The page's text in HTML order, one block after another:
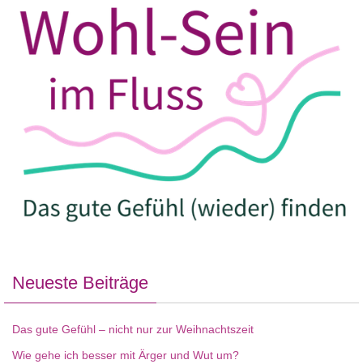
Neueste Beiträge
Das gute Gefühl – nicht nur zur Weihnachtszeit
Wie gehe ich besser mit Ärger und Wut um?